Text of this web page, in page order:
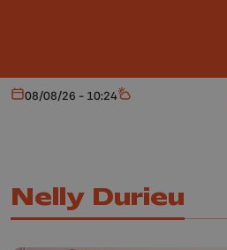
Aujourd'hui
08/08/26 - 10:24 Météo
Nelly Durieu